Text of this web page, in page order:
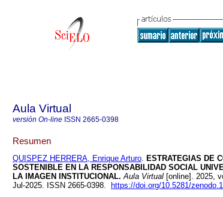
Aula Virtual
versión On-line ISSN 2665-0398
Resumen
QUISPEZ HERRERA, Enrique Arturo. ESTRATEGIAS DE
SOSTENIBLE EN LA RESPONSABILIDAD SOCIAL
LA IMAGEN INSTITUCIONAL. Aula Virtual [online]. 2025,
Jul-2025. ISSN 2665-0398.
https://doi.org/10.5281/